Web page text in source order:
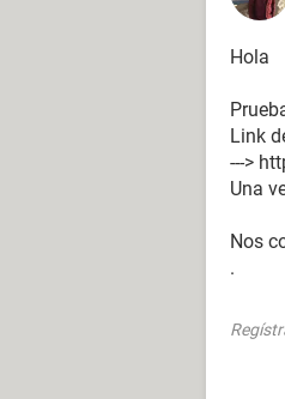
Hola
Link
--->
Una
Nos
.